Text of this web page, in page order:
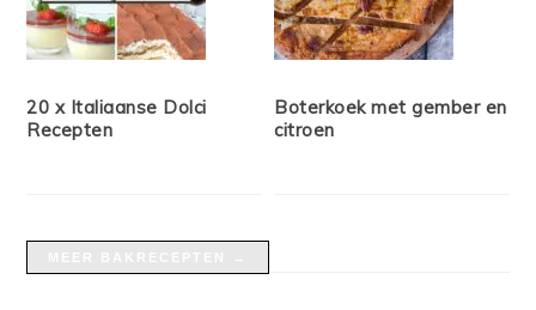
20 x Italiaanse Dolci
Recepten
Boterkoek met gember en
citroen